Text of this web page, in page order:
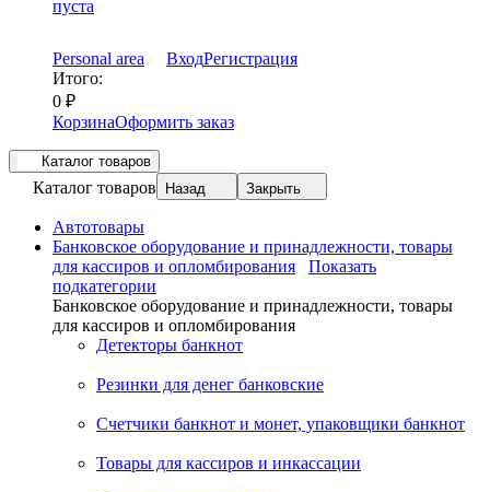
пуста
Personal area ВходРегистрация
Итого:
0 ₽
КорзинаОформить заказ
Каталог товаров
Каталог товаров Назад Закрыть
Автотовары
Банковское оборудование и принадлежности, товары
для кассиров и опломбирования
Показать
подкатегории
Банковское оборудование и принадлежности, товары
для кассиров и опломбирования
Детекторы банкнот
Резинки для денег банковские
Счетчики банкнот и монет, упаковщики банкнот
Товары для кассиров и инкассации